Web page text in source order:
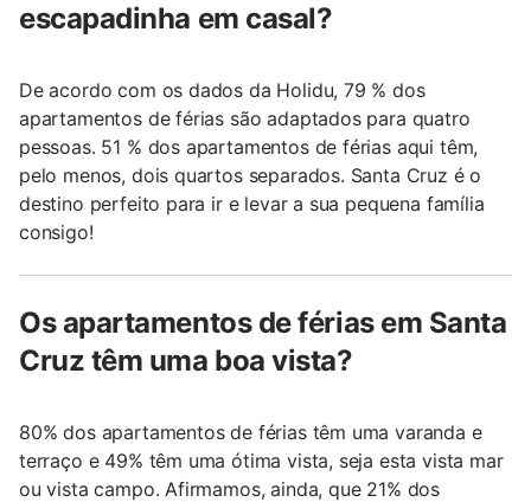
escapadinha em casal?
De acordo com os dados da Holidu, 79 % dos
apartamentos de férias são adaptados para quatro
pessoas. 51 % dos apartamentos de férias aqui têm,
pelo menos, dois quartos separados. Santa Cruz é o
destino perfeito para ir e levar a sua pequena família
consigo!
Os apartamentos de férias em Santa
Cruz têm uma boa vista?
80% dos apartamentos de férias têm uma varanda e
terraço e 49% têm uma ótima vista, seja esta vista mar
ou vista campo. Afirmamos, ainda, que 21% dos